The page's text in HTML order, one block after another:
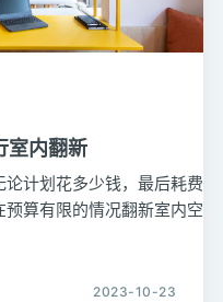
室内翻新
计划花多少钱，最后耗费
算有限的情况翻新室内空
2023-10-23